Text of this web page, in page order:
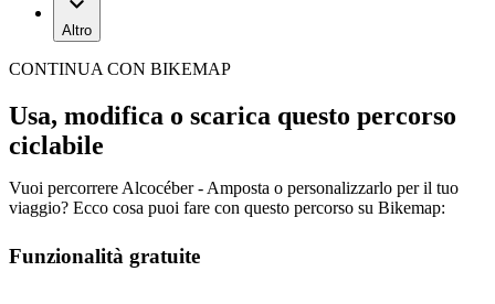
Altro
CONTINUA CON BIKEMAP
Usa, modifica o scarica questo percorso
ciclabile
Vuoi percorrere Alcocéber - Amposta o personalizzarlo per il tuo
viaggio? Ecco cosa puoi fare con questo percorso su Bikemap:
Funzionalità gratuite